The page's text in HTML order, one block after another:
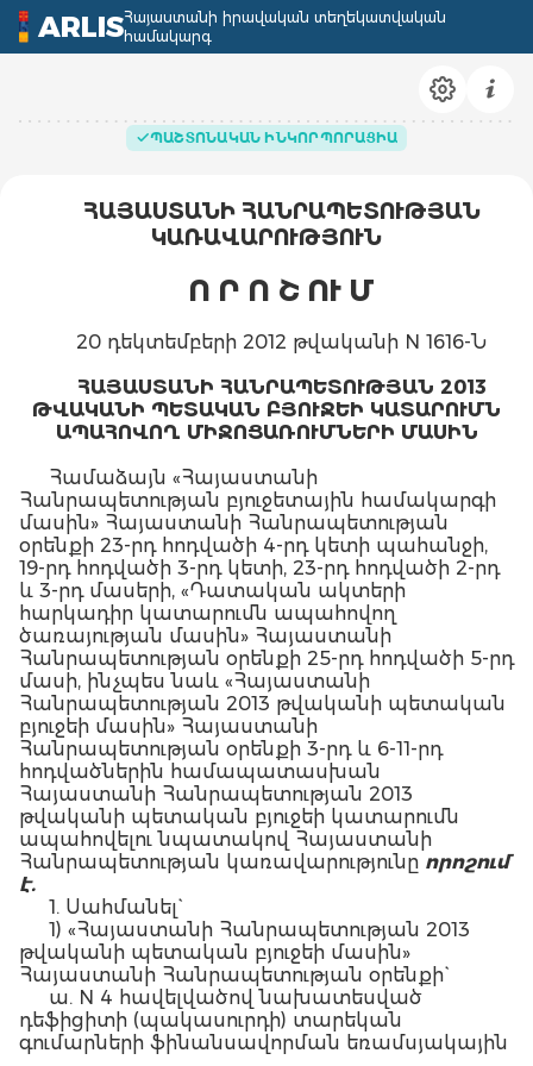
ARLISՀայաստանի իրավական տեղեկատվական
համակարգ
ՊԱՇՏՈՆԱԿԱՆ ԻՆԿՈՐՊՈՐԱՑԻԱ
ՀԱՅԱՍՏԱՆԻ ՀԱՆՐԱՊԵՏՈՒԹՅԱՆ
ԿԱՌԱՎԱՐՈՒԹՅՈՒՆ
Ո Ր Ո Շ ՈՒ Մ
20 դեկտեմբերի 2012 թվականի N 1616-Ն
ՀԱՅԱՍՏԱՆԻ ՀԱՆՐԱՊԵՏՈՒԹՅԱՆ 2013
ԹՎԱԿԱՆԻ ՊԵՏԱԿԱՆ ԲՅՈՒՋԵԻ ԿԱՏԱՐՈՒՄՆ
ԱՊԱՀՈՎՈՂ ՄԻՋՈՑԱՌՈՒՄՆԵՐԻ ՄԱՍԻՆ
Համաձայն «Հայաստանի
Հանրապետության բյուջետային համակարգի
մասին» Հայաստանի Հանրապետության
օրենքի 23-րդ հոդվածի 4-րդ կետի պահանջի,
19-րդ հոդվածի 3-րդ կետի, 23-րդ հոդվածի 2-րդ
և 3-րդ մասերի, «Դատական ակտերի
հարկադիր կատարումն ապահովող
ծառայության մասին» Հայաստանի
Հանրապետության օրենքի 25-րդ հոդվածի 5-րդ
մասի, ինչպես նաև «Հայաստանի
Հանրապետության 2013 թվականի պետական
բյուջեի մասին» Հայաստանի
Հանրապետության օրենքի 3-րդ և 6-11-րդ
հոդվածներին համապատասխան
Հայաստանի Հանրապետության 2013
թվականի պետական բյուջեի կատարումն
ապահովելու նպատակով Հայաստանի
Հանրապետության կառավարությունը որոշում
է.
1. Սահմանել`
1) «Հայաստանի Հանրապետության 2013
թվականի պետական բյուջեի մասին»
Հայաստանի Հանրապետության օրենքի`
ա. N 4 հավելվածով նախատեսված
դեֆիցիտի (պակասուրդի) տարեկան
գումարների ֆինանսավորման եռամսյակային